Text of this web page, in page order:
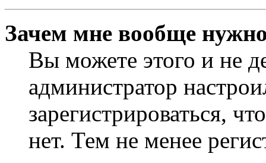
Зачем мне вообще
Вы можете этого и не
администратор
зарегистрироваться,
нет. Тем не менее